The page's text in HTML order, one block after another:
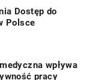
Dostęp do
Polsce
wpływa
pracy